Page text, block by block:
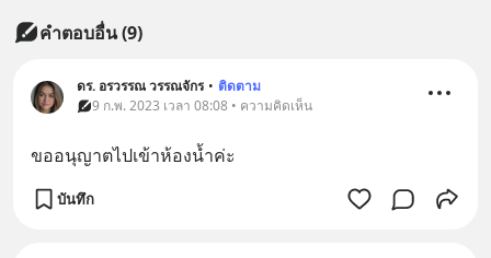
คำตอบอื่น(9)
ดร. อรวรรณ วรรณจักร • ติดตาม
9 ก.พ. 2023 เวลา 08:08 • ความคิดเห็น
ขออนุญาตไปเข้าห้องน้ำค่ะ
บันทึก